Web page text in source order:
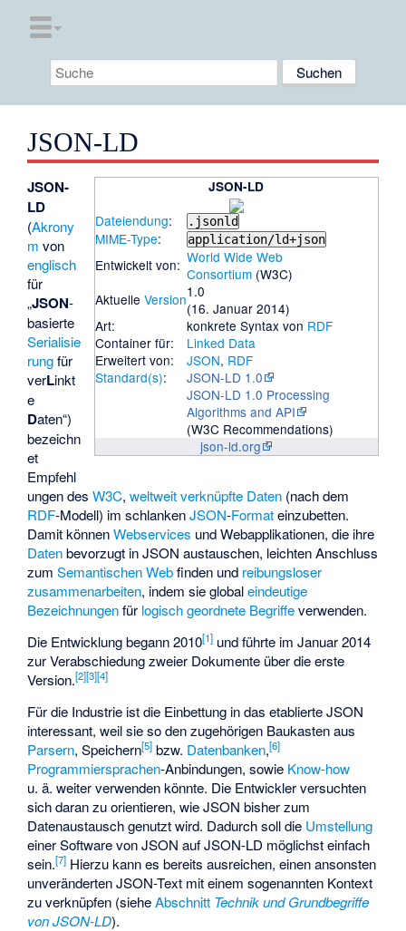
JSON-LD
JSON-LD
Dateiendung: .jsonld
MIME-Type: application/ld+json
Entwickelt von: World Wide Web
Consortium(W3C)
Aktuelle Version1.0
(16. Januar 2014)
Art:
konkrete Syntaxvon RDF
Container für:
Linked Data
Erweitert von:
JSON, RDF
Standard(s):
JSON-LD 1.0
JSON-LD 1.0 Processing
Algorithms and API
(W3C Recommendations)
json-ld.org
JSON-
LD
(Akrony
m von
englisch
für
„JSON-
basierte
Serialisie
rungfür
verLinkt
e
Daten“)
bezeichn
et
Empfehl
ungen desW3C,weltweit verknüpfte Daten (nach dem
RDF-Modell) im schlankenJSON-Formateinzubetten.
Damit könnenWebservices undWebapplikationen, die ihre
Datenbevorzugt in JSON austauschen, leichten Anschluss
zumSemantischen Webfinden und reibungsloser
zusammenarbeiten, indem sieglobal eindeutige
Bezeichnungenfür logisch geordnete Begriffeverwenden.
Die Entwicklung begann 2010[1] und führte im Januar 2014
zur Verabschiedung zweier Dokumente über die erste
Version.[2][3][4]
Für die Industrie ist die Einbettung in das etablierte JSON
interessant, weil sie so den zugehörigen Baukasten aus
Parsern, Speichern[5] bzw. Datenbanken,[6]
Programmiersprachen-Anbindungen, sowie Know-how
u. ä. weiter verwenden könnte. Die Entwickler versuchten
sich daran zu orientieren, wie JSON bisher zum
Datenaustausch genutzt wird. Dadurch soll die Umstellung
einer Software von JSON auf JSON-LD möglichst einfach
sein.[7] Hierzu kann es bereits ausreichen, einen ansonsten
unveränderten JSON-Text mit einem sogenannten Kontext
zu verknüpfen (sieheAbschnitt Technik und Grundbegriffe
von JSON-LD).